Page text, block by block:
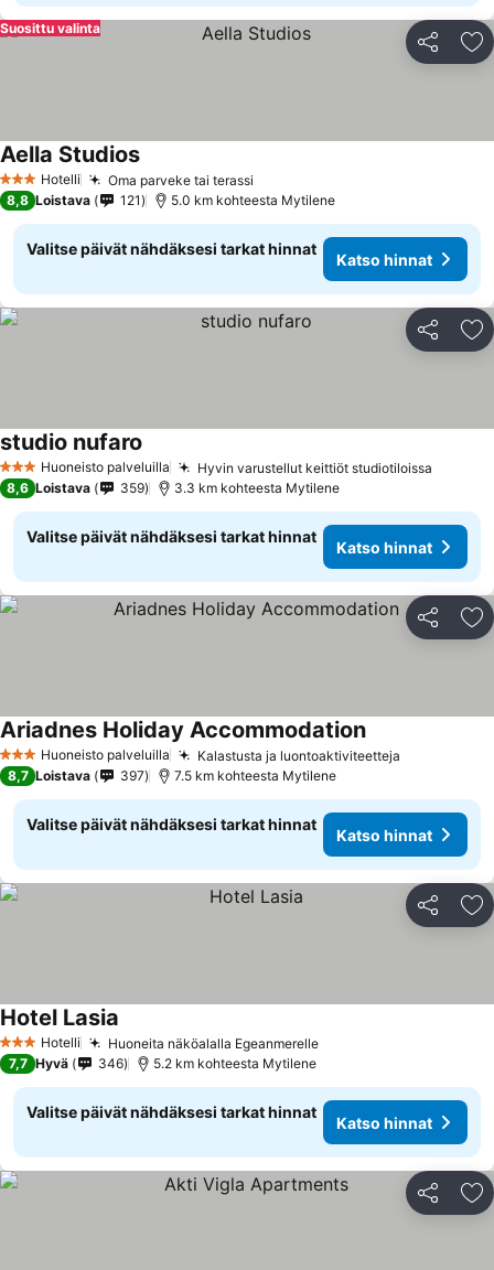
Jaa
Suosittu valinta
3 Tähtiluokitus
Hotelli Oma parveke tai terassi
Aella StudiosKatso hinnat
8,8 Loistava 121 5.0 km kohteesta Mytilene
Valitse päivät nähdäksesi tarkat hinnat
Katso hinnat
Jaa
3 Tähtiluokitus
Huoneisto palveluilla Hyvin varustellut keittiöt studiotiloissa
studio nufaro
8,6 Loistava 359 3.3 km kohteesta Mytilene
Valitse päivät nähdäksesi tarkat hinnat
Katso hinnat
Jaa
3 Tähtiluokitus
Huoneisto palveluilla Kalastusta ja luontoaktiviteetteja
Ariadnes Holiday AccommodationKatso hinnat
8,7 Loistava 397 7.5 km kohteesta Mytilene
Valitse päivät nähdäksesi tarkat hinnat
Katso hinnat
Jaa
3 Tähtiluokitus
Hotelli Huoneita näköalalla EgeanmerelleKatso hinnat
Hotel Lasia
7,7 Hyvä 346 5.2 km kohteesta Mytilene
Valitse päivät nähdäksesi tarkat hinnat
Katso hinnat
Jaa